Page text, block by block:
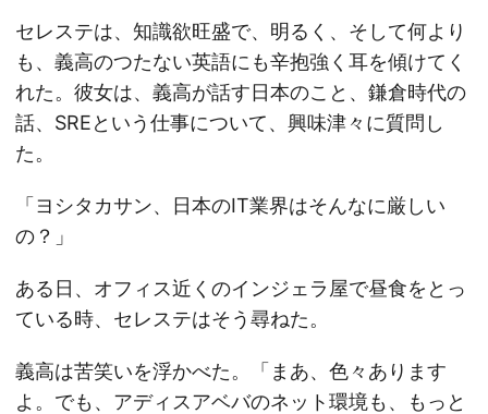
セレステは、知識欲旺盛で、明るく、そして何より
も、義高のつたない英語にも辛抱強く耳を傾けてく
れた。彼女は、義高が話す日本のこと、鎌倉時代の
話、SREという仕事について、興味津々に質問し
た。
「ヨシタカサン、日本のIT業界はそんなに厳しい
の？」
ある日、オフィス近くのインジェラ屋で昼食をとっ
ている時、セレステはそう尋ねた。
義高は苦笑いを浮かべた。「まあ、色々あります
よ。でも、アディスアベバのネット環境も、もっと